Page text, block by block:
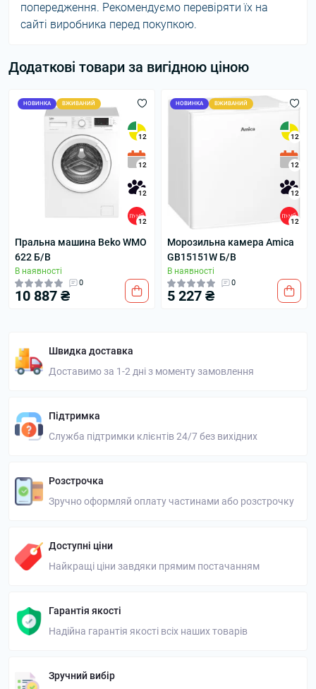
попередження. Рекомендуємо перевіряти їх на
сайті виробника перед покупкою.
Додаткові товари за вигідною ціною
НОВИНКА ВЖИВАНИЙ
12
12
12
12
Пральна машина Beko WMO
622 Б/В
В наявності
0
10 887 ₴
НОВИНКА ВЖИВАНИЙ
12
12
12
12
Морозильна камера Amica
GB15151W Б/В
В наявності
0
5 227 ₴
Швидка доставка
Доставимо за 1-2 дні з моменту замовлення
Підтримка
Служба підтримки клієнтів 24/7 без вихідних
Розстрочка
Зручно оформляй оплату частинами або розстрочку
Доступні ціни
Найкращі ціни завдяки прямим постачанням
Гарантія якості
Надійна гарантія якості всіх наших товарів
Зручний вибір